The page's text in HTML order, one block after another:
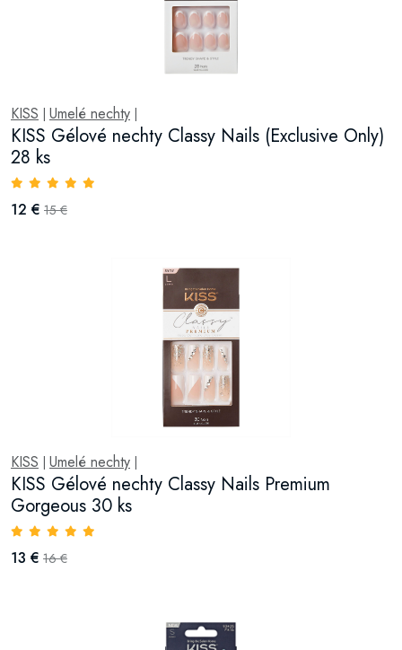
KISS Umelé nechty
KISS Gélové nechty Classy Nails (Exclusive Only)
28 ks
12 € 15 €
KISS Umelé nechty
KISS Gélové nechty Classy Nails Premium
Gorgeous 30 ks
13 € 16 €